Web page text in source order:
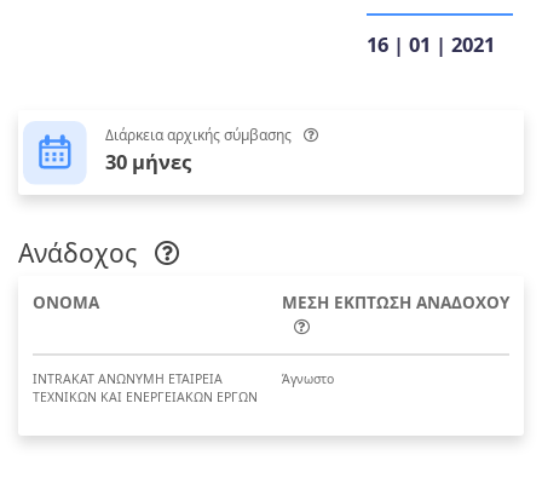
16 | 01 | 2021
Διάρκεια αρχικής σύμβασης
30 μήνες
Ανάδοχος
ΟΝΟΜΑ ΜΕΣΗ ΕΚΠΤΩΣΗ ΑΝΑΔΟΧΟΥ
INTRAKAT ΑΝΩΝΥΜΗ ΕΤΑΙΡΕΙΑ
ΤΕΧΝΙΚΩΝ ΚΑΙ ΕΝΕΡΓΕΙΑΚΩΝ ΕΡΓΩΝ
Άγνωστο